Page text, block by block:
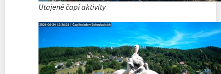
Utajené čapí aktivity